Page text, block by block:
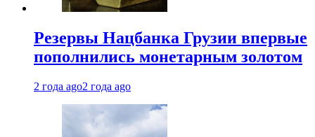
Резервы Нацбанка Грузии впервые
пополнились монетарным золотом
2 года ago2 года ago